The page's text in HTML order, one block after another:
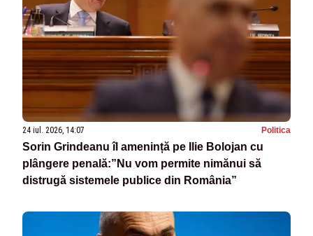
24 iul. 2026, 14:07 Politica
Sorin Grindeanu îl amenință pe Ilie Bolojan cu
plângere penală:”Nu vom permite nimănui să
distrugă sistemele publice din România”